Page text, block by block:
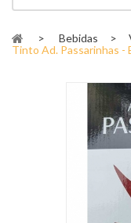
> Bebidas >
Tinto Ad. Passarinhas -